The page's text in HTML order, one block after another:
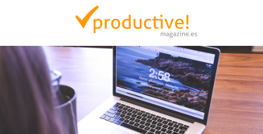
Productive Magazine